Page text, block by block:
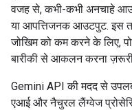
वजह से, कभी-कभी अनचाहे
या आपत्तिजनक आउटपुट. इस
जोखिम को कम करने के लिए,
बारीकी से आकलन करना
Gemini API की मदद से
एआई और नैचुरल लैंग्वेज